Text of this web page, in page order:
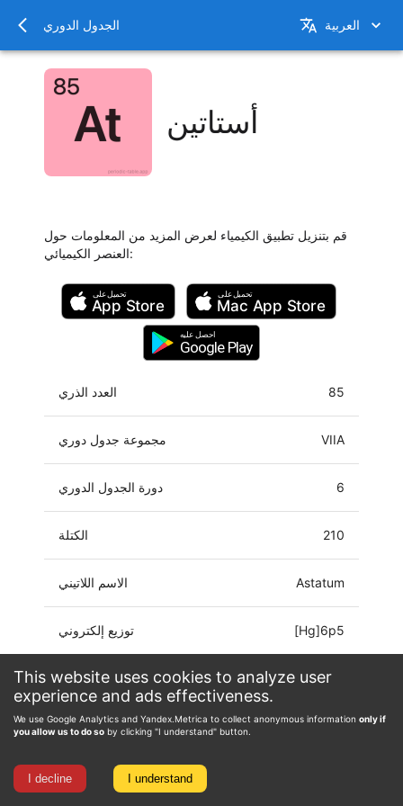
This website uses cookies to analyze user
experience and ads effectiveness.
We use Google Analytics and Yandex.Metrica to collect anonymous information only if
you allow us to do so by clicking "I understand" button.
I decline I understand
الجدول الدوري العربية
أستاتين
قم بتنزيل تطبيق الكيمياء لعرض المزيد من المعلومات حول
العنصر الكيميائي:
تحميل على
App Store
تحميل على
Mac App Store
احصل عليه
Google Play
العدد الذري 85
مجموعة جدول دوري VIIA
دورة الجدول الدوري 6
الكتلة 210
الاسم اللاتيني Astatum
توزيع إلكتروني [Hg]6p5
حالة الأكسدة -1, 0, 1, 3, 5, 7